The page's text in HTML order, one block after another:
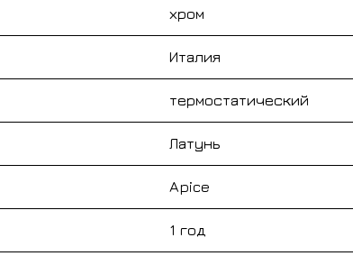
хром
Италия
термостатический
Латунь
Apice
1 год